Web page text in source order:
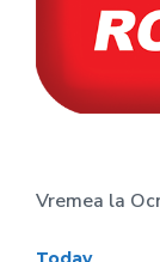
Vremea la